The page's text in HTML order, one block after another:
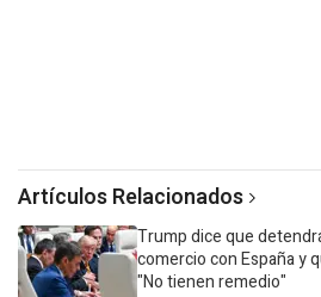
Artículos Relacionados
Trump dice que
comercio con España y
"No tienen remedio"